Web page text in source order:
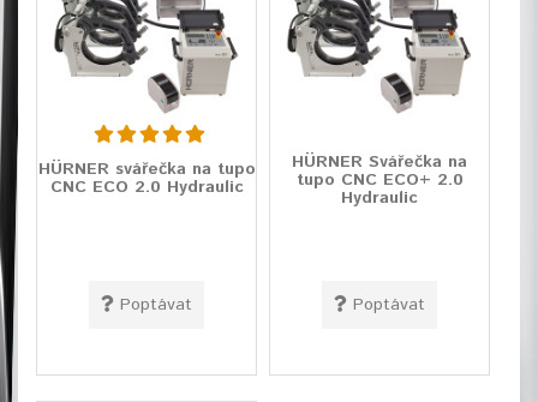
HÜRNER svářečka na tupo
CNC ECO 2.0 Hydraulic
Poptávat
HÜRNER Svářečka na
tupo CNC ECO+ 2.0
Hydraulic
Poptávat